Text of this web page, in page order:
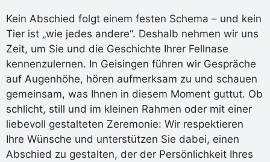
Kein Abschied folgt einem festen Schema – und kein
Tier ist „wie jedes andere“. Deshalb nehmen wir uns
Zeit, um Sie und die Geschichte Ihrer Fellnase
kennenzulernen. In Geisingen führen wir Gespräche
auf Augenhöhe, hören aufmerksam zu und schauen
gemeinsam, was Ihnen in diesem Moment guttut. Ob
schlicht, still und im kleinen Rahmen oder mit einer
liebevoll gestalteten Zeremonie: Wir respektieren
Ihre Wünsche und unterstützen Sie dabei, einen
Abschied zu gestalten, der der Persönlichkeit Ihres